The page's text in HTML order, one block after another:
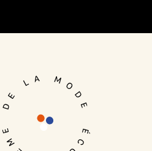
Je me connecte